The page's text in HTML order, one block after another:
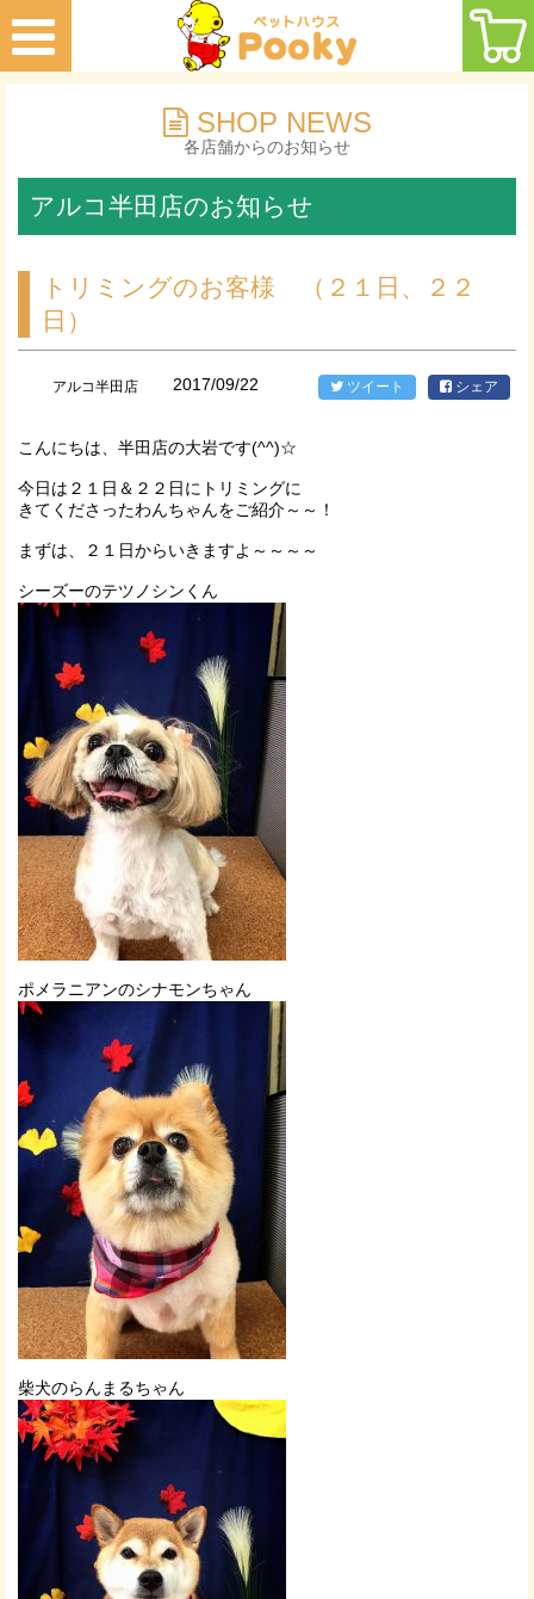
SHOP NEWS
各店舗からのお知らせ
アルコ半田店のお知らせ
トリミングのお客様 （２１日、２２
日）
アルコ半田店 2017/09/22 ツイート シェア
こんにちは、半田店の大岩です(^^)☆
今日は２１日＆２２日にトリミングに
きてくださったわんちゃんをご紹介～～！
まずは、２１日からいきますよ～～～～
シーズーのテツノシンくん
ポメラニアンのシナモンちゃん
柴犬のらんまるちゃん